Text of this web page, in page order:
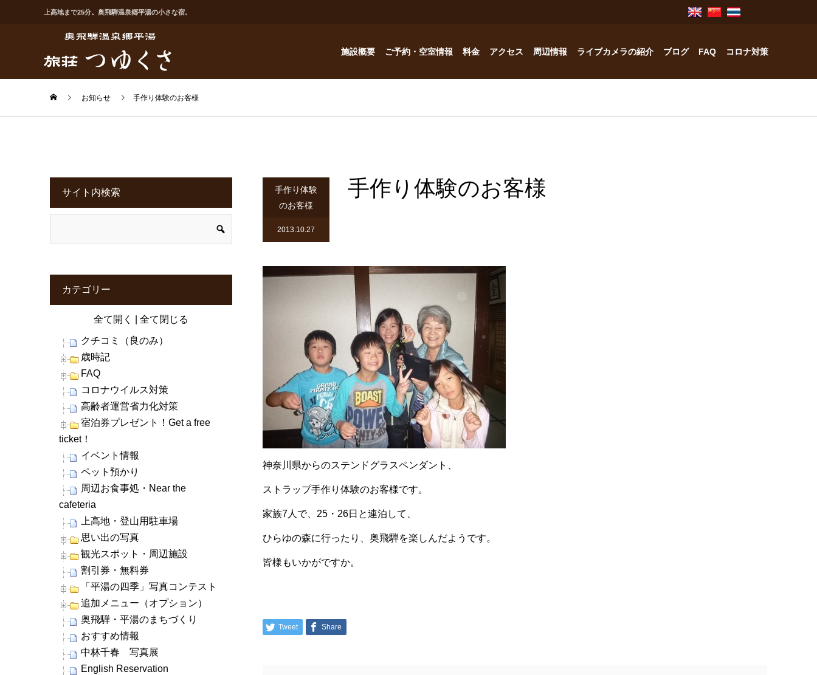
上高地まで25分。奥飛騨温泉郷平湯の小さな宿。
施設概要
ドッグハウス
ご予約・空室情報 料金 アクセス 周辺情報
中林工務店
ライブカメラの紹介 ブログ FAQ コロナ対策
お知らせ 手作り体験のお客様
手作り体験
のお客様
2013.10.27
手作り体験のお客様
神奈川県からのステンドグラスペンダント、
ストラップ手作り体験のお客様です。
家族7人で、25・26日と連泊して、
ひらゆの森に行ったり、奥飛騨を楽しんだようです。
皆様もいかがですか。
Tweet Share
サイト内検索
カテゴリー
全て開く 全て閉じる
クチコミ（良のみ）
歳時記
FAQ
コロナウイルス対策
高齢者運営省力化対策
宿泊券プレゼント！Get a free
ticket！
イベント情報
ペット預かり
周辺お食事処・Near the
cafeteria
上高地・登山用駐車場
思い出の写真
観光スポット・周辺施設
割引券・無料券
「平湯の四季」写真コンテスト
追加メニュー（オプション）
奥飛騨・平湯のまちづくり
おすすめ情報
中林千春 写真展
English Reservation